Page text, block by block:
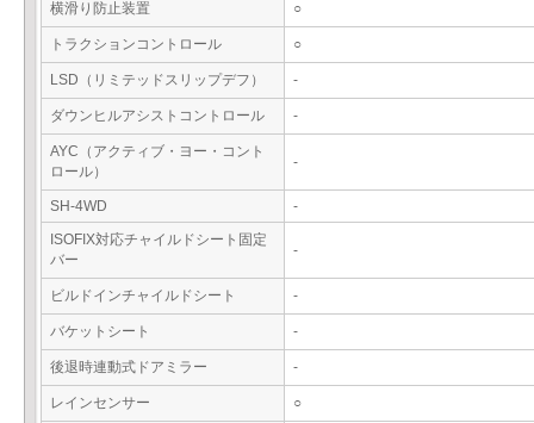
横滑り防止装置 ○
トラクションコントロール ○
LSD（リミテッドスリップデフ） -
ダウンヒルアシストコントロール -
AYC（アクティブ・ヨー・コント
ロール）
-
SH-4WD
-
ISOFIX対応チャイルドシート固定
バー
-
ビルドインチャイルドシート -
バケットシート -
後退時連動式ドアミラー -
レインセンサー ○